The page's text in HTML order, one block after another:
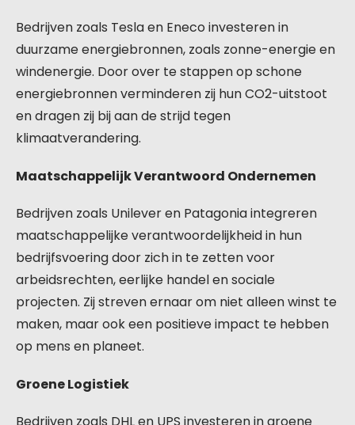
Bedrijven zoals Tesla en Eneco investeren in
duurzame energiebronnen, zoals zonne-energie en
windenergie. Door over te stappen op schone
energiebronnen verminderen zij hun CO2-uitstoot
en dragen zij bij aan de strijd tegen
klimaatverandering.
Maatschappelijk Verantwoord Ondernemen
Bedrijven zoals Unilever en Patagonia integreren
maatschappelijke verantwoordelijkheid in hun
bedrijfsvoering door zich in te zetten voor
arbeidsrechten, eerlijke handel en sociale
projecten. Zij streven ernaar om niet alleen winst te
maken, maar ook een positieve impact te hebben
op mens en planeet.
Groene Logistiek